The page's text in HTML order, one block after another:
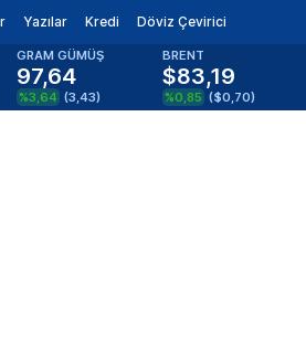
Yazılar Kredi Döviz Çevirici
GRAM GÜMÜŞ
97,64
%3,64 (3,43)
BRENT
$83,19
%0,85 ($0,70)